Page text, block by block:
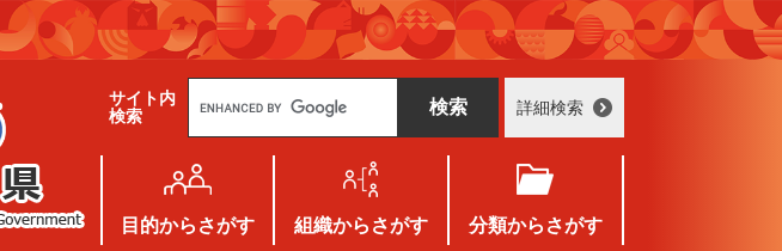
サイト内
検索
g
e
カ
タ
ム
詳細検索
目的からさがす 組織からさがす 分類からさがす